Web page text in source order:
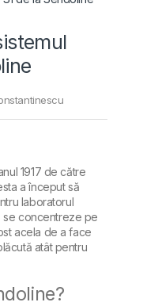
1917 de către
a început să
laboratorul
se concentreze pe
acela de a face
atât pentru